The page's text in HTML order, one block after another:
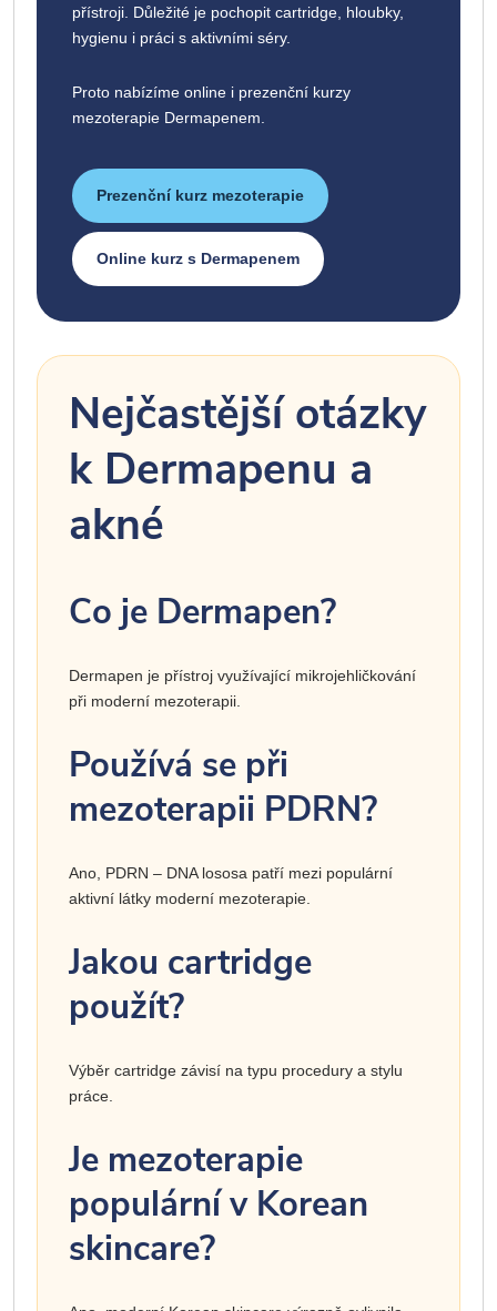
přístroji. Důležité je pochopit cartridge, hloubky,
hygienu i práci s aktivními séry.
Proto nabízíme online i prezenční kurzy
mezoterapie Dermapenem.
Prezenční kurz mezoterapie
Online kurz s Dermapenem
Nejčastější otázky
k Dermapenu a
akné
Co je Dermapen?
Dermapen je přístroj využívající mikrojehličkování
při moderní mezoterapii.
Používá se při
mezoterapii PDRN?
Ano, PDRN – DNA lososa patří mezi populární
aktivní látky moderní mezoterapie.
Jakou cartridge
použít?
Výběr cartridge závisí na typu procedury a stylu
práce.
Je mezoterapie
populární v Korean
skincare?